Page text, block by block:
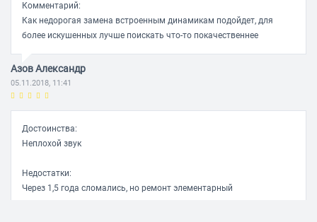
Акустическое оформление закрытый ящик
Разъемы для подключения к усилителю тюльпаны (RCA)
Высота фронтальных колонок 130 мм
Сабвуфер
Тип сабвуфера активный
Мощность сабвуфера 18 Вт
Материал корпуса сабвуфера MDF
Комментарий:
Как недорогая замена встроенным динамикам подойдет, для
более искушенных лучше поискать что-то покачественнее
Азов Александр
05.11.2018, 11:41
Достоинства:
Неплохой звук
Недостатки:
Через 1,5 года сломались, но ремонт элементарный